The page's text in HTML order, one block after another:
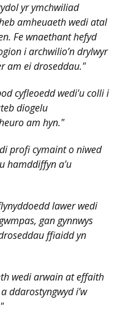
yr ymchwiliad
amheuaeth wedi atal
Fe wnaethant hefyd
i archwilio’n drylwyr
am ei droseddau."
cyfleoedd wedi'u colli i
diogelu
am hyn."
profi cymaint o niwed
hamddiffyn a'u
lawer wedi
gan gynnwys
ffiaidd yn
wedi arwain at effaith
ddarostyngwyd i’w